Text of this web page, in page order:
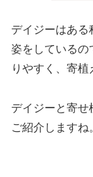
デイジーはある
姿をしているの
りやすく、寄植
デイジーと寄せ
ご紹介しますね